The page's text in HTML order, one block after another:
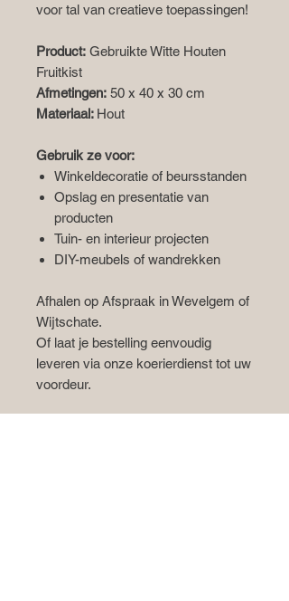
voor tal van creatieve toepassingen!
Product: Gebruikte Witte Houten
Fruitkist
Afmetingen: 50 x 40 x 30 cm
Materiaal: Hout
Gebruik ze voor:
Winkeldecoratie of beursstanden
Opslag en presentatie van
producten
Tuin- en interieur projecten
DIY-meubels of wandrekken
Afhalen op Afspraak in Wevelgem of
Wijtschate.
Of laat je bestelling eenvoudig
leveren via onze koerierdienst tot uw
voordeur.